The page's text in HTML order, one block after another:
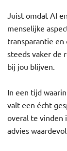
Juist omdat AI
menselijke
transparantie en
steeds vaker de
bij jou blijven.
In een tijd
valt een écht
overal te vinden
advies